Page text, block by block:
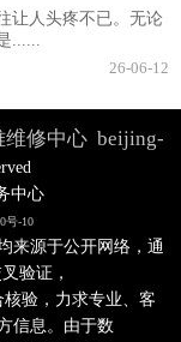
让人头疼不已。无论
......
26-06-12
维修中心 beijing-
中心
号-10
来源于公开网络，通
验证，
验，力求专业、客
信息。由于数